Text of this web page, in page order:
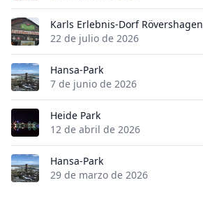
Karls Erlebnis-Dorf Rövershagen
22 de julio de 2026
Hansa-Park
7 de junio de 2026
Heide Park
12 de abril de 2026
Hansa-Park
29 de marzo de 2026